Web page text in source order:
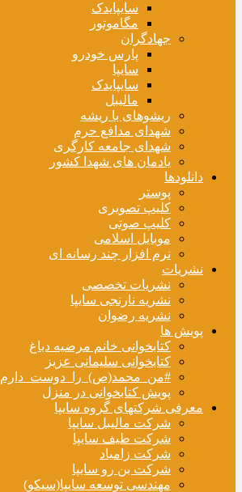
سایپایدک
مگاموتور
جهادگران
پارس خودرو
سایپا
سایپایدک
مالیبل
ریشوهای با ریشه
شهدای مدافع حرم
شهدای جامعه کارگری
یادمان های شهدا کشور
دانلودها
پوستر
کلیپ تصویری
کلیپ صوتی
موبایل اسلامی
نرم افزار چند رسانه ای
نشریات
نشریات تخصصی
نشریه نارنجی سایپا
نشریه رضوان
پویش ها
کتابخوانی خانم مرضیه دباغ
کتابخوانی سلیمانی عزیز
#من_محمد(ص)_را_دوست_دارم
پویش کتابخوانی در منزل
معرفی شرکتهای گروه سایپا
شرکت مالیبل سایپا
شرکت طیف سایپا
شرکت زامیاد
شرکت بن رو سایپا
مهندسی توسعه سایپا(سیکو)